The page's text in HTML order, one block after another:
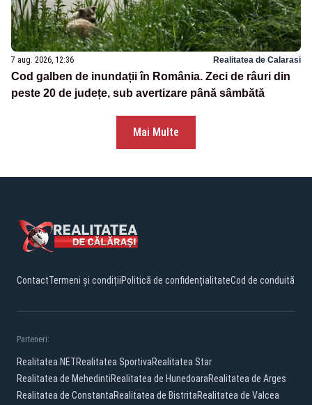
7 aug. 2026, 12:36 Realitatea de Calarasi
Cod galben de inundații în România. Zeci de râuri din
peste 20 de județe, sub avertizare până sâmbătă
Mai Multe
ContactTermeni și condițiiPolitică de confidențialitateCod de conduită
Parteneri:
Realitatea.NETRealitatea SportivaRealitatea Star
Realitatea de MehedintiRealitatea de HunedoaraRealitatea de Arges
Realitatea de ConstantaRealitatea de BistritaRealitatea de Valcea